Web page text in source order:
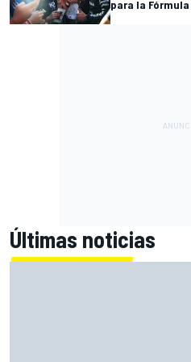
para la Fórmula
Últimas noticias